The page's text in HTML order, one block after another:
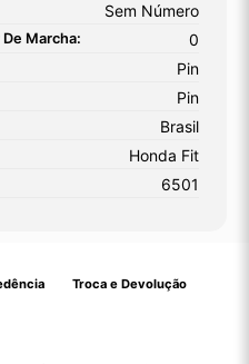
Sem Número
Marcha: 0
Pin
Pin
Brasil
Honda Fit
6501
Troca e Devolução